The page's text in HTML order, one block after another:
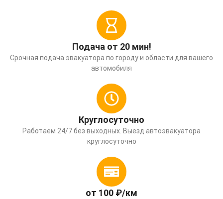
Подача от 20 мин!
Срочная подача эвакуатора по городу и области для вашего
автомобиля
Круглосуточно
Работаем 24/7 без выходных. Выезд автоэвакуатора
круглосуточно
от 100 ₽/км